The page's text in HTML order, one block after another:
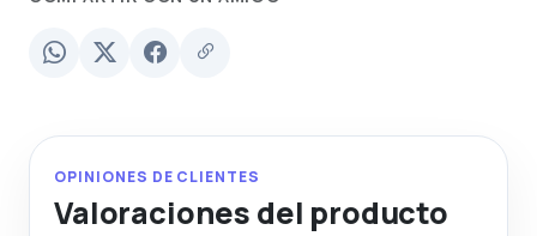
OPINIONES DE CLIENTES
Valoraciones del producto